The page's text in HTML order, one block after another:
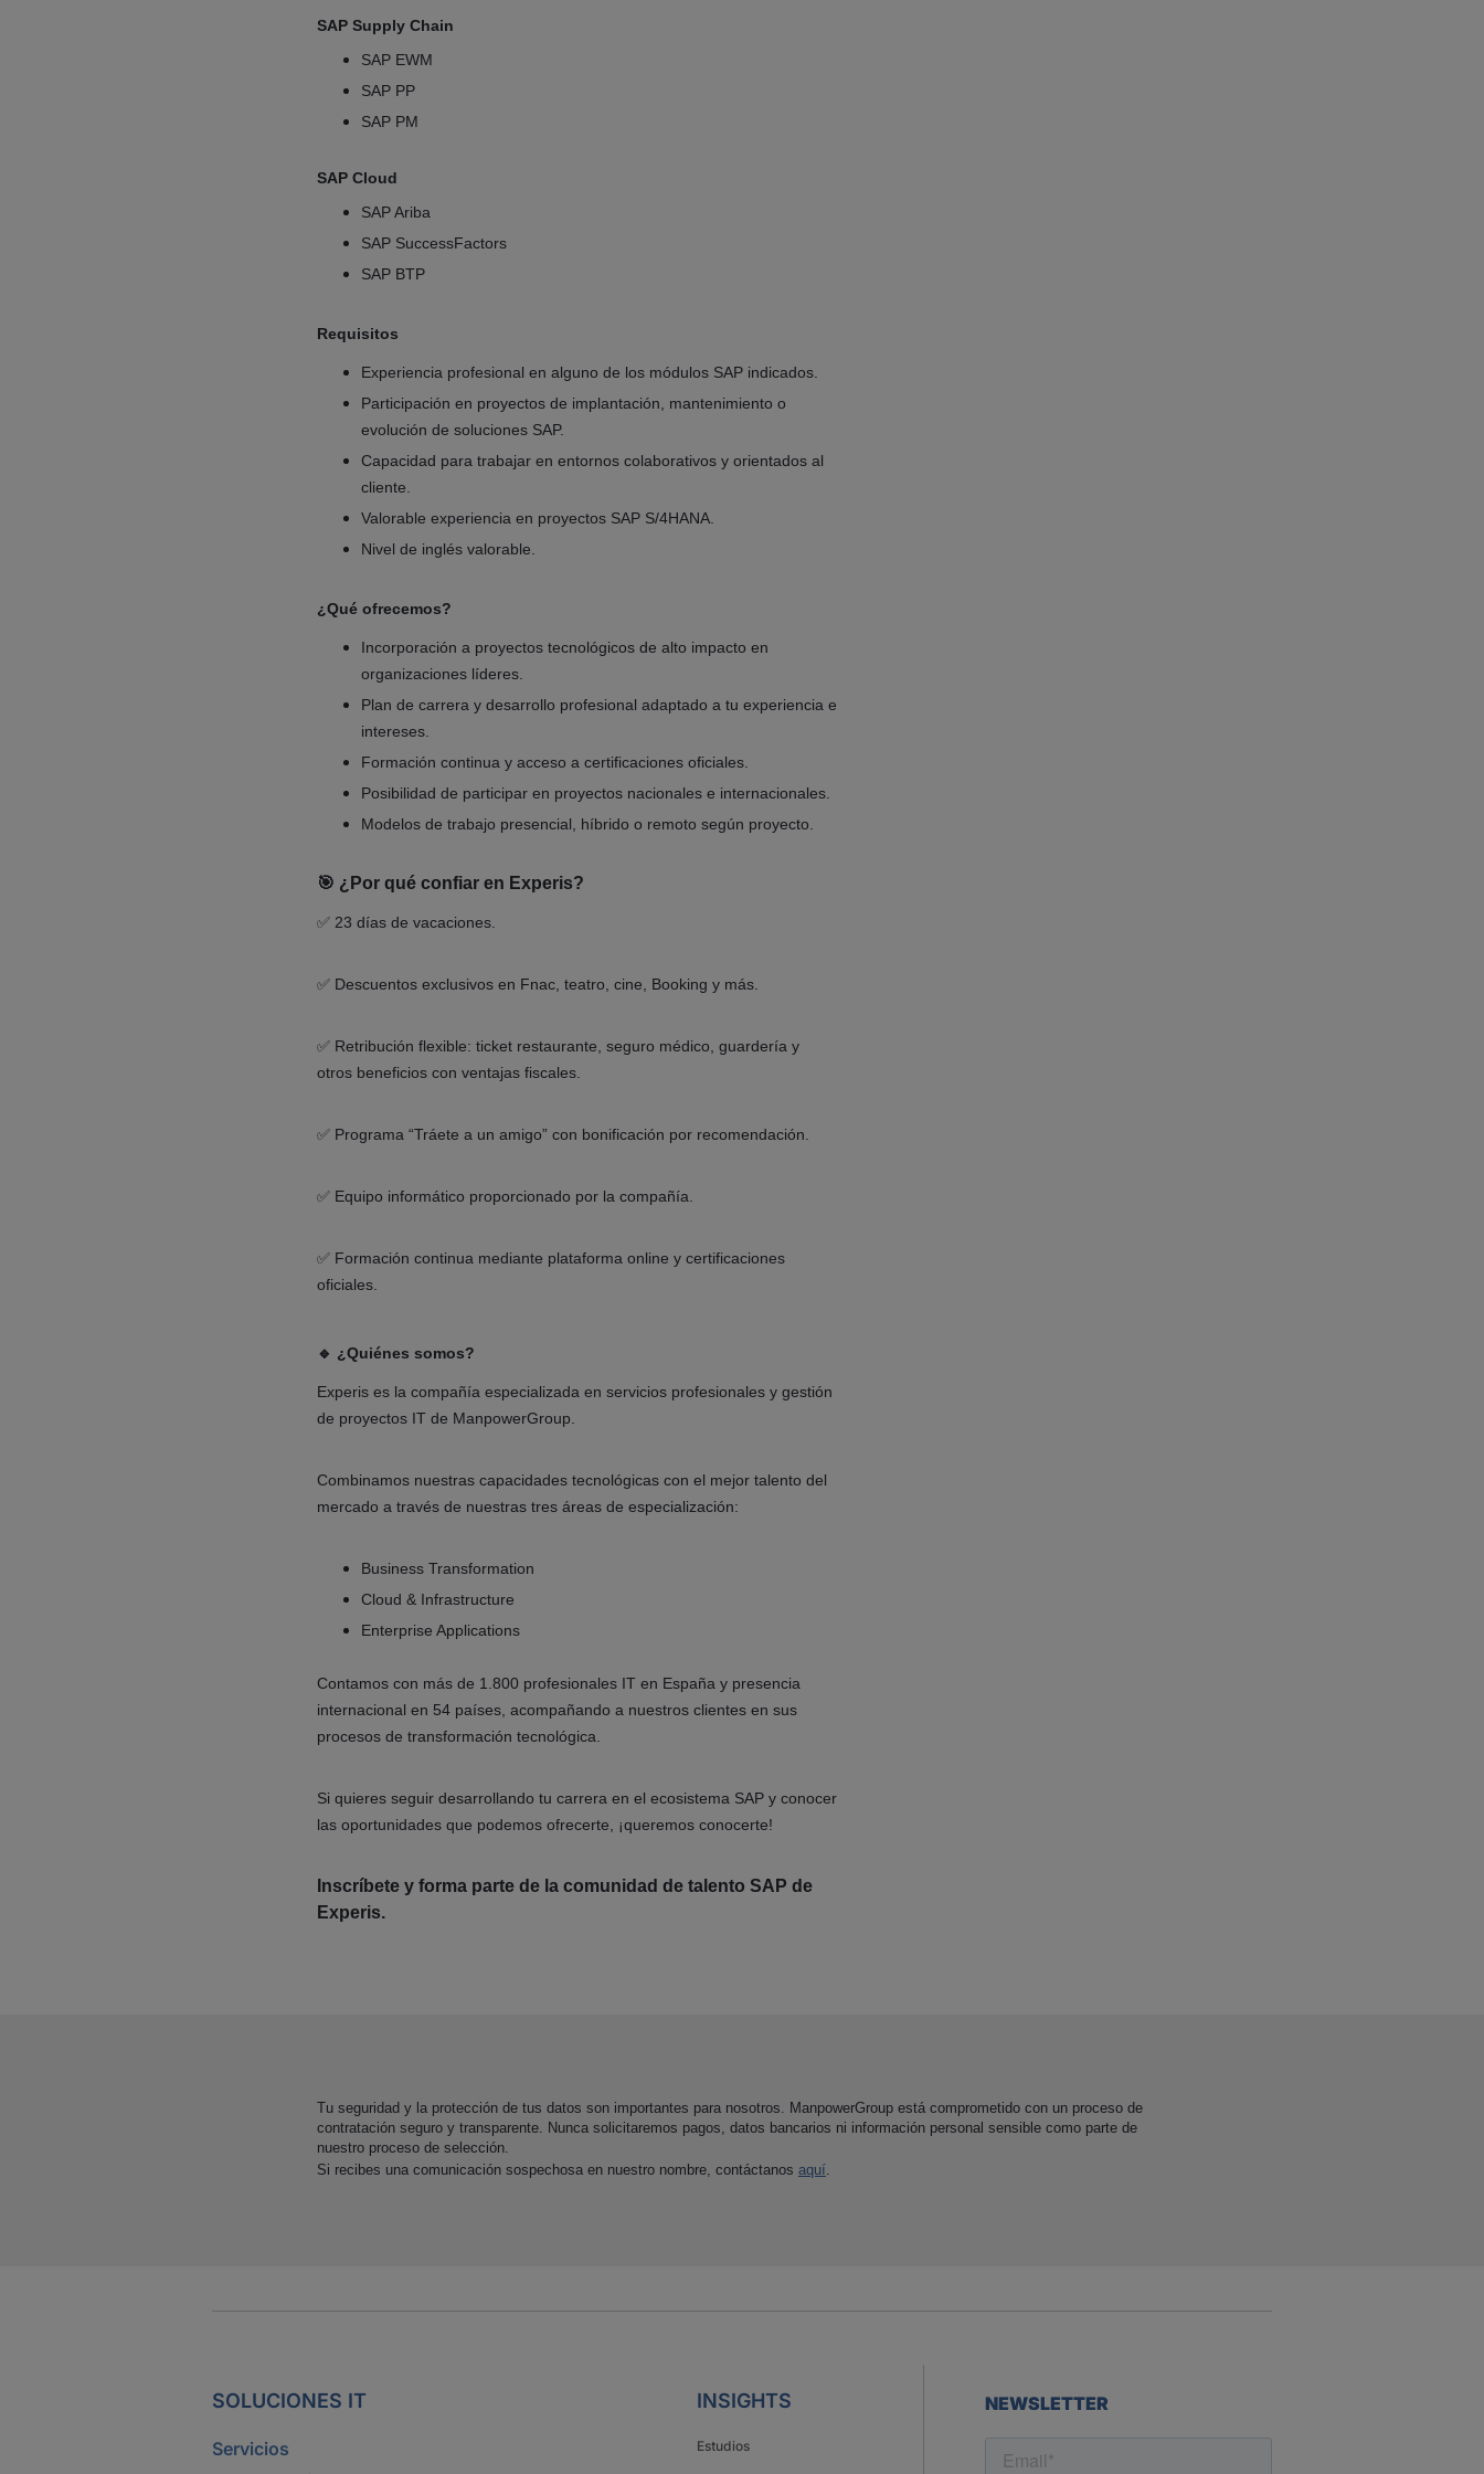
SAP Supply Chain
SAP EWM
SAP PP
SAP PM
SAP Cloud
SAP Ariba
SAP SuccessFactors
SAP BTP
Requisitos
Experiencia profesional en alguno de los módulos SAP indicados.
Participación en proyectos de implantación, mantenimiento o
evolución de soluciones SAP.
Capacidad para trabajar en entornos colaborativos y orientados al
cliente.
Valorable experiencia en proyectos SAP S/4HANA.
Nivel de inglés valorable.
¿Qué ofrecemos?
Incorporación a proyectos tecnológicos de alto impacto en
organizaciones líderes.
Plan de carrera y desarrollo profesional adaptado a tu experiencia e
intereses.
Formación continua y acceso a certificaciones oficiales.
Posibilidad de participar en proyectos nacionales e internacionales.
Modelos de trabajo presencial, híbrido o remoto según proyecto.
🎯 ¿Por qué confiar en Experis?
✅ 23 días de vacaciones.
✅ Descuentos exclusivos en Fnac, teatro, cine, Booking y más.
✅ Retribución flexible: ticket restaurante, seguro médico, guardería y
otros beneficios con ventajas fiscales.
✅ Programa “Tráete a un amigo” con bonificación por recomendación.
✅ Equipo informático proporcionado por la compañía.
✅ Formación continua mediante plataforma online y certificaciones
oficiales.
🔹 ¿Quiénes somos?
Experis es la compañía especializada en servicios profesionales y gestión
de proyectos IT de ManpowerGroup.
Combinamos nuestras capacidades tecnológicas con el mejor talento del
mercado a través de nuestras tres áreas de especialización:
Business Transformation
Cloud & Infrastructure
Enterprise Applications
Contamos con más de 1.800 profesionales IT en España y presencia
internacional en 54 países, acompañando a nuestros clientes en sus
procesos de transformación tecnológica.
Si quieres seguir desarrollando tu carrera en el ecosistema SAP y conocer
las oportunidades que podemos ofrecerte, ¡queremos conocerte!
Inscríbete y forma parte de la comunidad de talento SAP de
Experis.
Tu seguridad y la protección de tus datos son importantes para nosotros. ManpowerGroup está comprometido con un proceso de
contratación seguro y transparente. Nunca solicitaremos pagos, datos bancarios ni información personal sensible como parte de
nuestro proceso de selección.
Si recibes una comunicación sospechosa en nuestro nombre, contáctanos aquí.
SOLUCIONES IT
Servicios
INSIGHTS
Estudios
NEWSLETTER